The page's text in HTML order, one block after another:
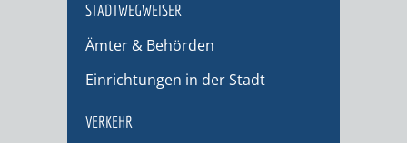
STADTWEGWEISER
Ämter & Behörden
Einrichtungen in der Stadt
VERKEHR